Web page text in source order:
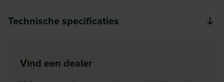
draagt wezenlijk bij aan een gezonde veestapel. De
compromis bereid zijn wanneer het om de kwaliteit van
Technische specificaties
Stro-instrooier
Vind een dealer